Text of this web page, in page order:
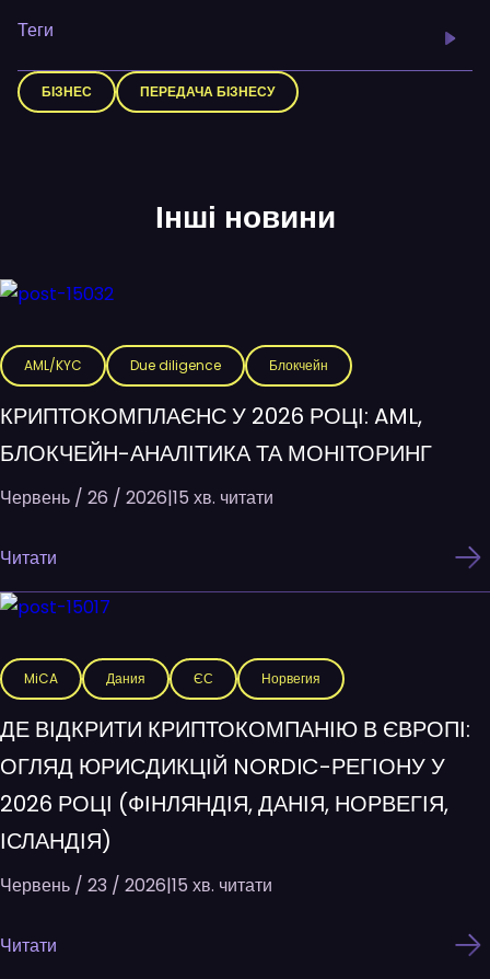
Теги
БІЗНЕС ПЕРЕДАЧА БІЗНЕСУ
Інші новини
AML/KYC Due diligence Блокчейн
КРИПТОКОМПЛАЄНС У 2026 РОЦІ: AML,
БЛОКЧЕЙН-АНАЛІТИКА ТА МОНІТОРИНГ
Червень / 26 / 2026|15 хв. читати
Читати
MiCA Дания ЄС Норвегия
ДЕ ВІДКРИТИ КРИПТОКОМПАНІЮ В ЄВРОПІ:
ОГЛЯД ЮРИСДИКЦІЙ NORDIC-РЕГІОНУ У
2026 РОЦІ (ФІНЛЯНДІЯ, ДАНІЯ, НОРВЕГІЯ,
ІСЛАНДІЯ)
Червень / 23 / 2026|15 хв. читати
Читати